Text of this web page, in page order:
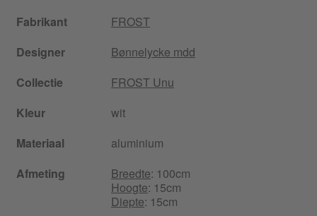
Fabrikant
FROST
Designer
Bønnelycke mdd
Collectie
FROST Unu
Kleur
wit
Materiaal
aluminium
Afmeting
Breedte: 100cm
Hoogte: 15cm
Diepte: 15cm